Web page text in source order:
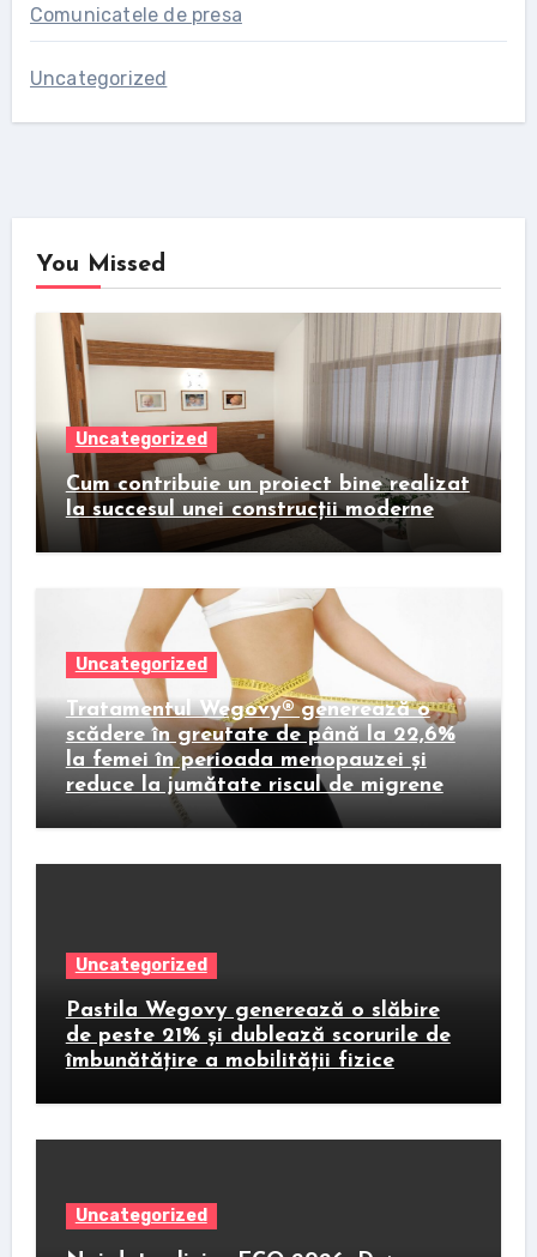
Comunicatele de presa
Uncategorized
You Missed
Uncategorized
Cum contribuie un proiect bine realizat
la succesul unei construcții moderne
Uncategorized
Tratamentul Wegovy® generează o
scădere în greutate de până la 22,6%
la femei în perioada menopauzei și
reduce la jumătate riscul de migrene
Uncategorized
Pastila Wegovy generează o slăbire
de peste 21% și dublează scorurile de
îmbunătățire a mobilității fizice
Uncategorized